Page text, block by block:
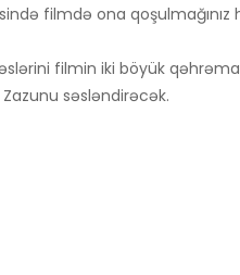
filmdə ona
filmin iki böyük
səsləndirəcək.